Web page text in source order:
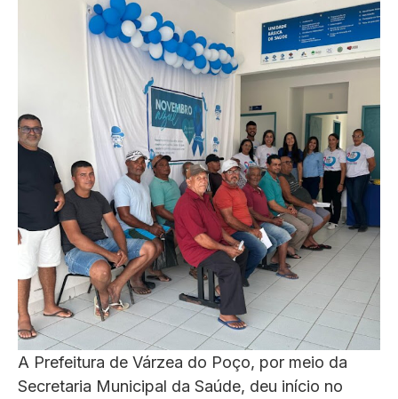
A Prefeitura de Várzea do Poço, por meio da
Secretaria Municipal da Saúde, deu início no